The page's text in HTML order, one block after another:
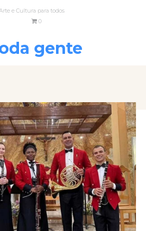
e Cultura para todos
0
gente